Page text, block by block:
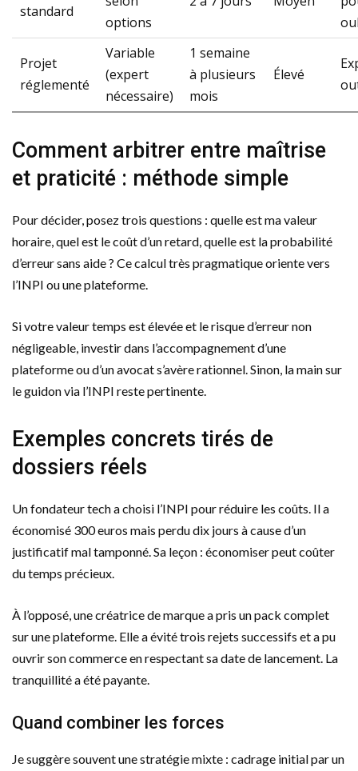
standard
options
Projet
réglementé
Variable
(expert
nécessaire)
1 semaine
à plusieurs
mois
Élevé
Comment arbitrer entre maîtrise
et praticité : méthode simple
Pour décider, posez trois questions : quelle est ma valeur
horaire, quel est le coût d’un retard, quelle est la probabilité
d’erreur sans aide ? Ce calcul très pragmatique oriente vers
l’INPI ou une plateforme.
Si votre valeur temps est élevée et le risque d’erreur non
négligeable, investir dans l’accompagnement d’une
plateforme ou d’un avocat s’avère rationnel. Sinon, la main sur
le guidon via l’INPI reste pertinente.
Exemples concrets tirés de
dossiers réels
Un fondateur tech a choisi l’INPI pour réduire les coûts. Il a
économisé 300 euros mais perdu dix jours à cause d’un
justificatif mal tamponné. Sa leçon : économiser peut coûter
du temps précieux.
À l’opposé, une créatrice de marque a pris un pack complet
sur une plateforme. Elle a évité trois rejets successifs et a pu
ouvrir son commerce en respectant sa date de lancement. La
tranquillité a été payante.
Quand combiner les forces
Je suggère souvent une stratégie mixte : cadrage initial par un